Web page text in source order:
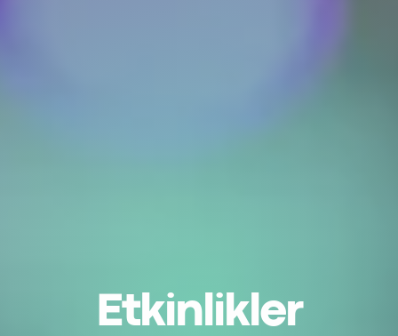
Etkinlikler